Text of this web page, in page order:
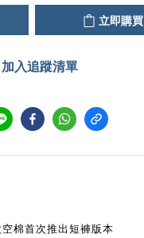
立即購買
加入追蹤清單
棉首次推出短褲版本